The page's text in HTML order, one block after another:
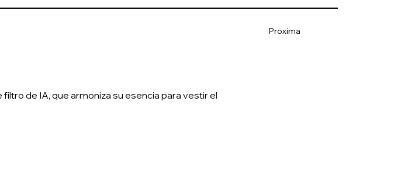
Proxima
de IA, que armoniza su esencia para vestir el